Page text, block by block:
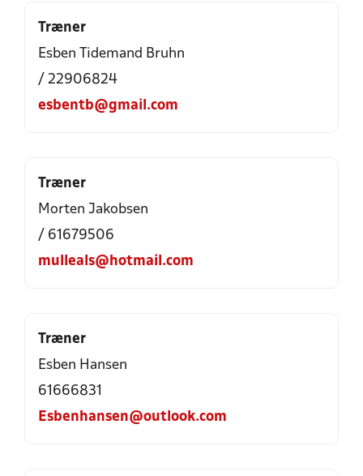
Træner
Esben Tidemand Bruhn
/ 22906824
esbentb@gmail.com
Træner
Morten Jakobsen
/ 61679506
mulleals@hotmail.com
Træner
Esben Hansen
61666831
Esbenhansen@outlook.com